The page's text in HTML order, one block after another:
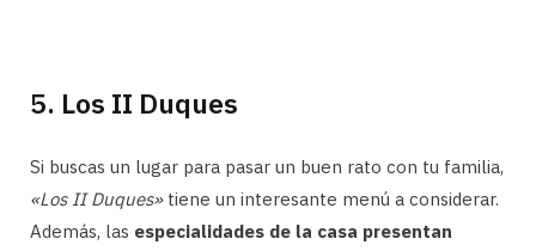
5. Los II Duques
Si buscas un lugar para pasar un buen rato con tu familia,
«Los II Duques»tiene un interesante menú a considerar.
Además, las especialidades de la casa presentan